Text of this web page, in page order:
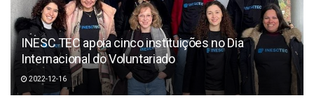
INESC TEC apoia cinco instituições no Dia
Internacional do Voluntariado
2022-12-16